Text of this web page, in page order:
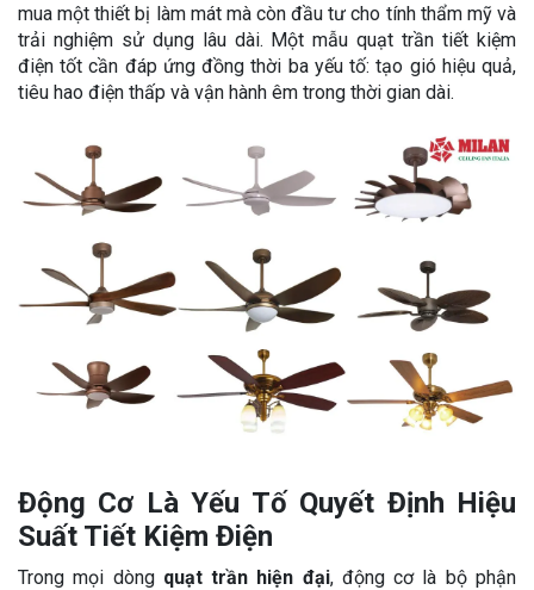
mua một thiết bị làm mát mà còn đầu tư cho tính thẩm mỹ và
trải nghiệm sử dụng lâu dài. Một mẫu quạt trần tiết kiệm
điện tốt cần đáp ứng đồng thời ba yếu tố: tạo gió hiệu quả,
tiêu hao điện thấp và vận hành êm trong thời gian dài.
Động Cơ Là Yếu Tố Quyết Định Hiệu
Suất Tiết Kiệm Điện
Trong mọi dòng quạt trần hiện đại, động cơ là bộ phận